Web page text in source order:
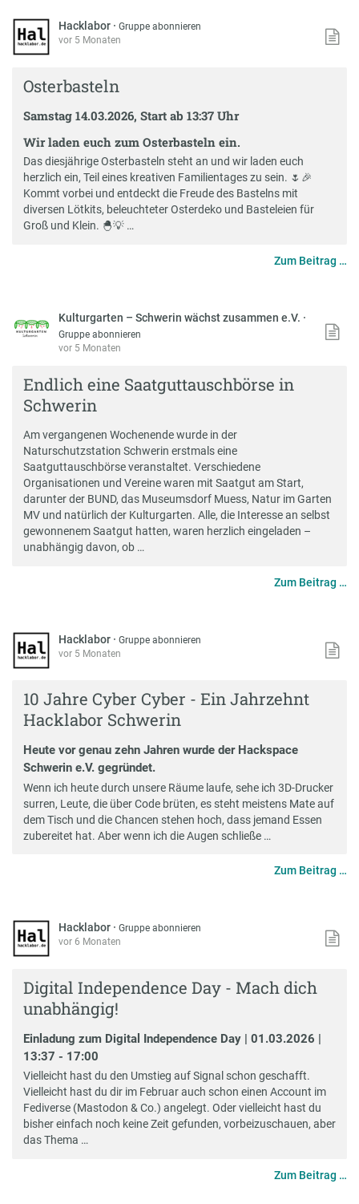
Hacklabor ·Gruppe abonnieren
vor 5 Monaten
Osterbasteln
Samstag 14.03.2026, Start ab 13:37 Uhr
Wir laden euch zum Osterbasteln ein.
Das diesjährige Osterbasteln steht an und wir laden euch
herzlich ein, Teil eines kreativen Familientages zu sein. 🌷🎉
Kommt vorbei und entdeckt die Freude des Bastelns mit
diversen Lötkits, beleuchteter Osterdeko und Basteleien für
Groß und Klein. 🐣💡 …
Zum Beitrag …
Kulturgarten – Schwerin wächst zusammen e.V. ·
Gruppe abonnieren
vor 5 Monaten
Endlich eine Saatguttauschbörse in
Schwerin
Am vergangenen Wochenende wurde in der
Naturschutzstation Schwerin erstmals eine
Saatguttauschbörse veranstaltet. Verschiedene
Organisationen und Vereine waren mit Saatgut am Start,
darunter der BUND, das Museumsdorf Muess, Natur im Garten
MV und natürlich der Kulturgarten. Alle, die Interesse an selbst
gewonnenem Saatgut hatten, waren herzlich eingeladen –
unabhängig davon, ob …
Zum Beitrag …
Hacklabor ·Gruppe abonnieren
vor 5 Monaten
10 Jahre Cyber Cyber - Ein Jahrzehnt
Hacklabor Schwerin
Heute vor genau zehn Jahren wurde der Hackspace
Schwerin e.V. gegründet.
Wenn ich heute durch unsere Räume laufe, sehe ich 3D-Drucker
surren, Leute, die über Code brüten, es steht meistens Mate auf
dem Tisch und die Chancen stehen hoch, dass jemand Essen
zubereitet hat. Aber wenn ich die Augen schließe …
Zum Beitrag …
Hacklabor ·Gruppe abonnieren
vor 6 Monaten
Digital Independence Day - Mach dich
unabhängig!
Einladung zum Digital Independence Day | 01.03.2026 |
13:37 - 17:00
Vielleicht hast du den Umstieg auf Signal schon geschafft.
Vielleicht hast du dir im Februar auch schon einen Account im
Fediverse (Mastodon & Co.) angelegt. Oder vielleicht hast du
bisher einfach noch keine Zeit gefunden, vorbeizuschauen, aber
das Thema …
Zum Beitrag …